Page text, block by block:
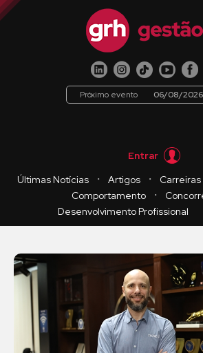
Próximo evento 06/08/2026
Entrar
Últimas Notícias
・ Artigos ・
Comportamento
・
Desenvolvimento Profissional